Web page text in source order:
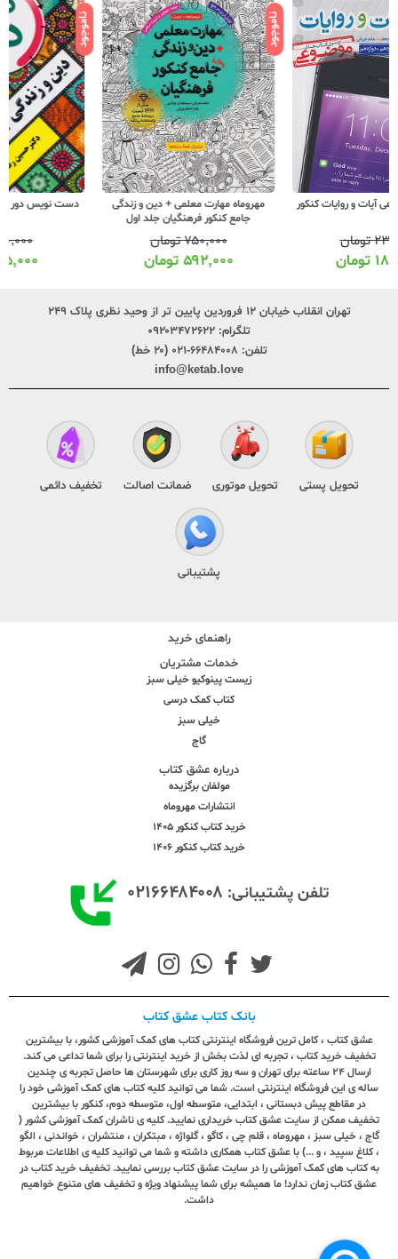
ناموجود
مهروماه مهارت معلمی + دین و زندگی
جامع کنکور فرهنگیان جلد اول
۵۹۲,۰۰۰
ناموجود
دست نویس دور دور دین و زندگی جامع
تهران انقلاب خیابان ۱۲ فروردین پایین تر از وحید نظری پلاک ۲۴۹
تلگرام: ۰۹۲۰۳۴۷۲۶۲۲
تلفن: ۶۶۴۸۴۰۰۸-۰۲۱ (۲۰ خط)
info@ketab.love
تحویل پستی تحویل موتوری ضمانت اصالت تخفیف دائمی
پشتیبانی
راهنمای خرید
خدمات مشتریان
زیست پینوکیو خیلی سبز
کتاب کمک درسی
خیلی سبز
گاج
درباره عشق کتاب
مولفان برگزیده
انتشارات مهروماه
خرید کتاب کنکور 1405
خرید کتاب کنکور 1406
تلفن پشتیبانی: ۰۲۱۶۶۴۸۴۰۰۸
بانک کتاب عشق کتاب
عشق کتاب ، کامل ترین فروشگاه اینترنتی کتاب های کمک آموزشی کشور، با بیشترین
تخفیف خرید کتاب ، تجربه ای لذت بخش از خرید اینترنتی را برای شما تداعی می کند.
ارسال ٢٤ ساعته برای تهران و سه روز کاری برای شهرستان ها حاصل تجربه ی چندین
ساله ی این فروشگاه اینترنتی است. شما می توانید کلیه کتاب های کمک آموزشی خود را
در مقاطع پیش دبستانی ، ابتدایی، متوسطه اول، متوسطه دوم، کنکور با بیشترین
تخفیف ممکن از سایت عشق کتاب خریداری نمایید. کلیه ی ناشران کمک آموزشی کشور (
گاج ، خیلی سبز ، مهروماه ، قلم چی ، کاگو ، گلواژه ، مبتکران ، منتشران ، خواندنی ، الگو
، کلاغ سپید ، و ...) با عشق کتاب همکاری داشته و شما می توانید کلیه ی اطلاعات مربوط
به کتاب های کمک آموزشی را در سایت عشق کتاب بررسی نمایید. تخفیف خرید کتاب در
عشق کتاب زمان ندارد! ما همیشه برای شما پیشنهاد ویژه و تخفیف های متنوع خواهیم
داشت.